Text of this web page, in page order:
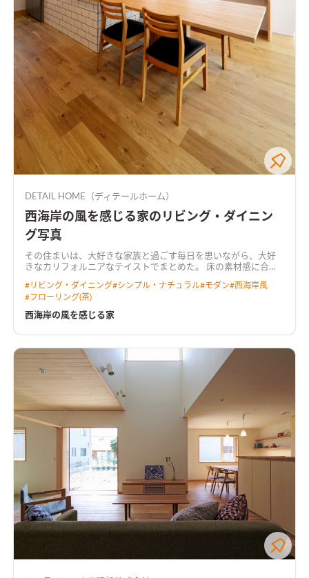
DETAIL HOME（ディテールホーム）
西海岸の風を感じる家のリビング・ダイニン
グ写真
その住まいは、大好きな家族と過ごす毎日を思いながら、大好
きなカリフォルニアなテイストでまとめた。 床の素材感に合わ
ーをいれながら。
#リビング・ダイニング#シンプル・ナチュラル#モダン#西海岸風
#フローリング(茶)
西海岸の風を感じる家